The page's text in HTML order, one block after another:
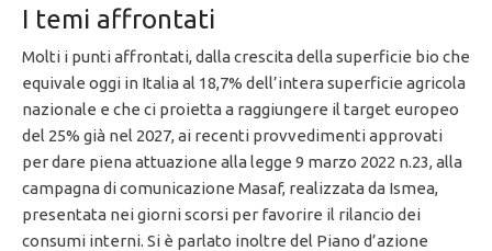
I temi affrontati
Molti i punti affrontati, dalla crescita della superficie bio che
equivale oggi in Italia al 18,7% dell’intera superficie agricola
nazionale e che ci proietta a raggiungere il target europeo
del 25% già nel 2027, ai recenti provvedimenti approvati
per dare piena attuazione alla legge 9 marzo 2022 n.23, alla
campagna di comunicazione Masaf, realizzata da Ismea,
presentata nei giorni scorsi per favorire il rilancio dei
consumi interni. Si è parlato inoltre del Piano d’azione